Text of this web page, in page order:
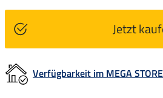
Jetzt
Verfügbarkeit im MEGA